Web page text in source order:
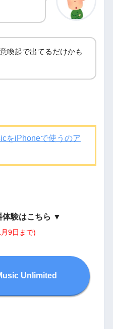
喚起で出てるだけかも
をiPhoneで使うのア
験はこちら ▼
9日まで)
Unlimited